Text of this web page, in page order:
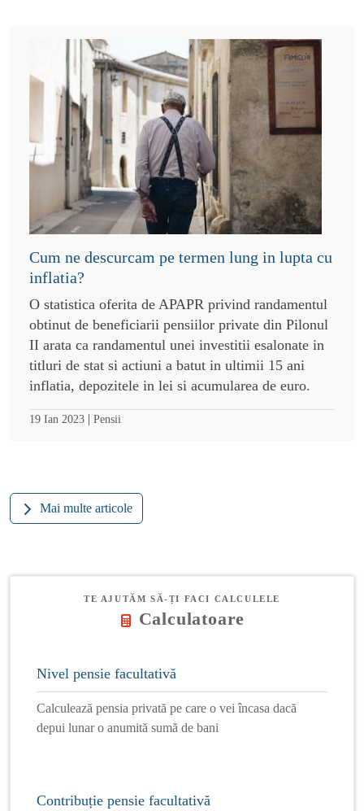
Cum ne descurcam pe termen lung in lupta cu
inflatia?
O statistica oferita de APAPR privind randamentul
obtinut de beneficiarii pensiilor private din Pilonul
II arata ca randamentul unei investitii esalonate in
titluri de stat si actiuni a batut in ultimii 15 ani
inflatia, depozitele in lei si acumularea de euro.
19 Ian 2023 | Pensii
Mai multe articole
TE AJUTĂM SĂ-ȚI FACI CALCULELE
Calculatoare
Nivel pensie facultativă
Calculează pensia privată pe care o vei încasa dacă
depui lunar o anumită sumă de bani
Contribuție pensie facultativă